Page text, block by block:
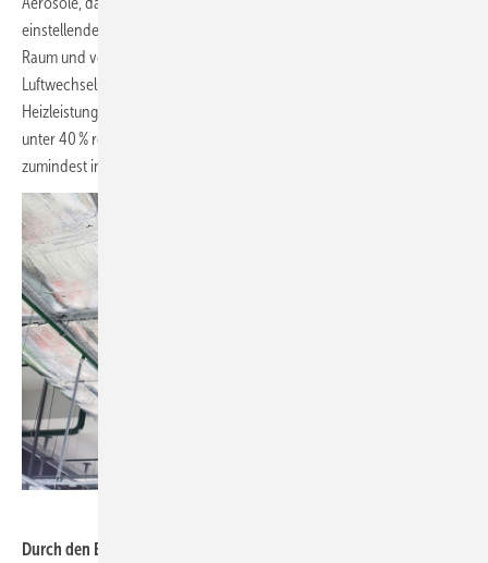
einstellende relative Raumluftfeuchte hängt von der Feuchtelast im
Raum und von der installierten Heizleistung (limitierender Faktor des
Luftwechsels) ab. Bei geringer Feuchtelast und ausreichender
Heizleistung würde sie schon unterhalb von 6 °C Außenlufttemperatur
unter 40 % relative Feuchte liegen. Die Empfehlung weist damit
zumindest in der Heizperiode auch Nachteile auf.
Durch den Betrieb mit Umluft oder durch undichte Zentralgeräte